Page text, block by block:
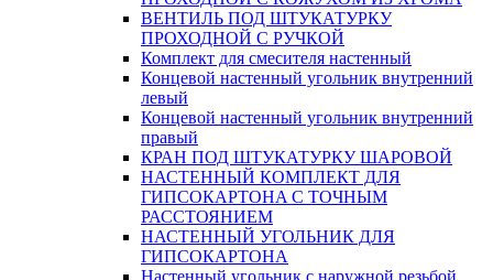
ВЕНТИЛЬ ПОД ШТУКАТУРКУ
ПРОХОДНОЙ С РУЧКОЙ
Комплект для смесителя настенный
Концевой настенный угольник внутренний
левый
Концевой настенный угольник внутренний
правый
КРАН ПОД ШТУКАТУРКУ ШАРОВОЙ
НАСТЕННЫЙ КОМПЛЕКТ ДЛЯ
ГИПСОКАРТОНA С ТОЧНЫМ
РАССТОЯНИЕМ
НАСТЕННЫЙ УГОЛЬНИК ДЛЯ
ГИПСОКАРТОНА
Настенный угольник с наружной резьбой